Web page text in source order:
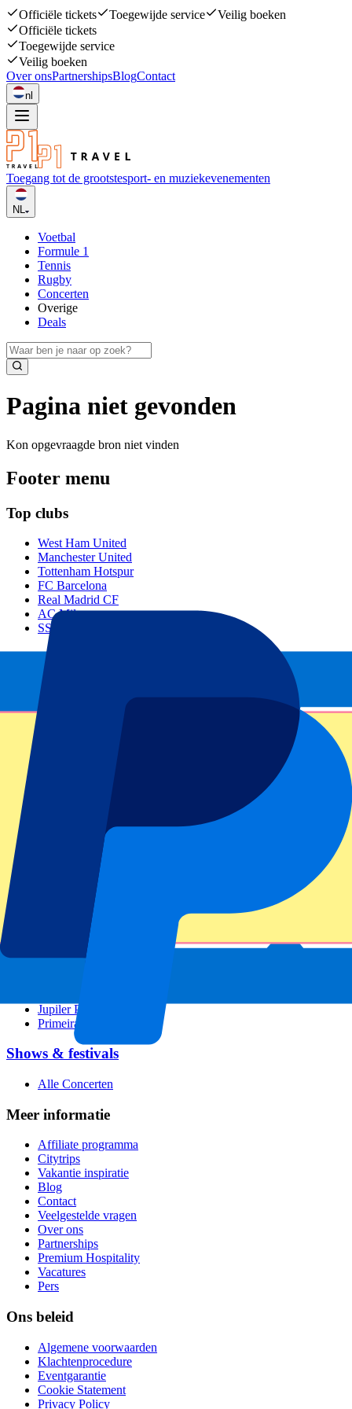
Officiële tickets Toegewijde service
Veilig boeken
Officiële tickets
Toegewijde service
Veilig boeken
Over onsPartnershipsBlogContact
nl
Toegang tot de grootstesport- en muziekevenementen
NL
Voetbal
Formule 1
Tennis
Rugby
Concerten
Overige
Deals
Pagina niet gevonden
Kon opgevraagde bron niet vinden
Footer menu
Top clubs
West Ham United
Manchester United
Tottenham Hotspur
FC Barcelona
Real Madrid CF
AC Milan
SSC Napoli
Populaire events
GP Zandvoort
GP Italië
Alle sporten
Voetbal competities
Champions League
Premier League
Jupiler Pro League
Primeira Liga
Shows & festivals
Alle Concerten
Meer informatie
Affiliate programma
Citytrips
Vakantie inspiratie
Blog
Contact
Veelgestelde vragen
Over ons
Partnerships
Premium Hospitality
Vacatures
Pers
Ons beleid
Algemene voorwaarden
Klachtenprocedure
Eventgarantie
Cookie Statement
Privacy Policy